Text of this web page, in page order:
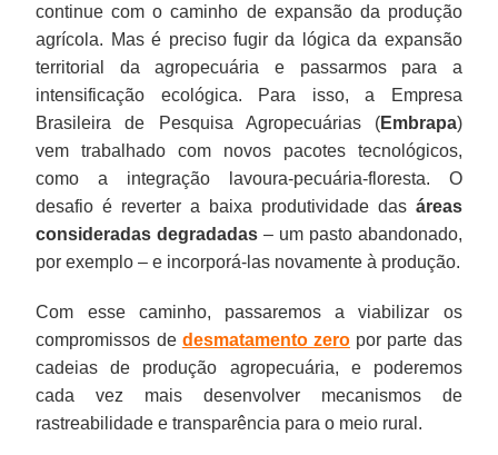
continue com o caminho de expansão da produção
agrícola. Mas é preciso fugir da lógica da expansão
territorial da agropecuária e passarmos para a
intensificação ecológica. Para isso, a Empresa
Brasileira de Pesquisa Agropecuárias (Embrapa)
vem trabalhado com novos pacotes tecnológicos,
como a integração lavoura-pecuária-floresta. O
desafio é reverter a baixa produtividade das áreas
consideradas degradadas – um pasto abandonado,
por exemplo – e incorporá-las novamente à produção.
Com esse caminho, passaremos a viabilizar os
compromissos de desmatamento zero por parte das
cadeias de produção agropecuária, e poderemos
cada vez mais desenvolver mecanismos de
rastreabilidade e transparência para o meio rural.